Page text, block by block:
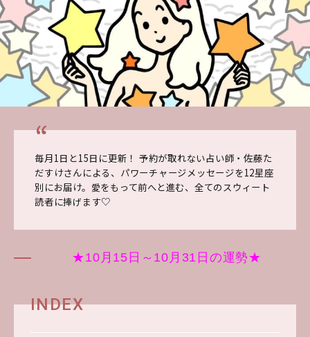
毎月1日と15日に更新！ 予約が取れない占い師・佐藤た
だすけさんによる、パワーチャージメッセージを12星座
別にお届け。愛をもって前へと進む、全てのスウィート
読者に捧げます♡
★10月15日～10月31日の運勢★
INDEX